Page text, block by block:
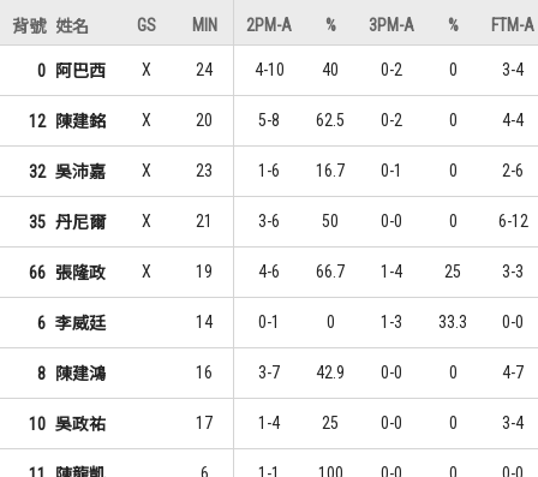
背號 姓名 GS MIN 2PM-A % 3PM-A % FTM-A
0 阿巴西 X 24 4-10 40 0-2 0 3-4
12 陳建銘 X 20 5-8 62.5 0-2 0 4-4
32 吳沛嘉 X 23 1-6 16.7 0-1 0 2-6
35 丹尼爾 X 21 3-6 50 0-0 0 6-12
66 張隆政 X 19 4-6 66.7 1-4 25 3-3
6 李威廷 14 0-1 0 1-3 33.3 0-0
8 陳建鴻 16 3-7 42.9 0-0 0 4-7
10 吳政祐 17 1-4 25 0-0 0 3-4